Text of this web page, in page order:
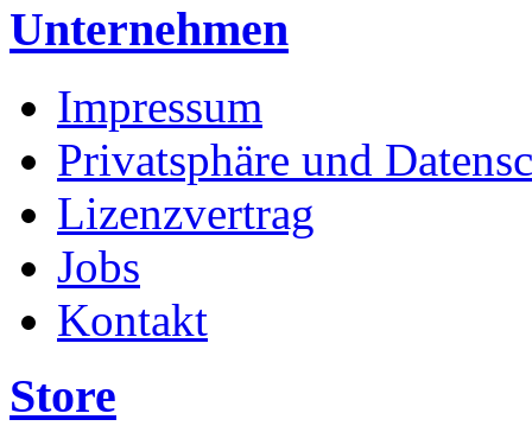
Unternehmen
Impressum
Privatsphäre und
Lizenzvertrag
Jobs
Kontakt
Store